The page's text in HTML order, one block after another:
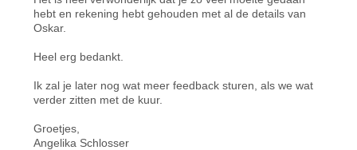
hebt en rekening hebt gehouden met al de details van
Oskar.
Heel erg bedankt.
Ik zal je later nog wat meer feedback sturen, als we wat
verder zitten met de kuur.
Groetjes,
Angelika Schlosser